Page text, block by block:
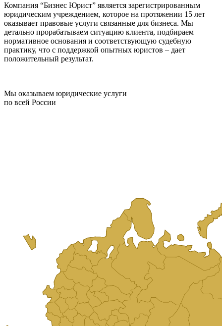
Компания “Бизнес Юрист” является зарегистрированным
юридическим учреждением, которое на протяжении 15 лет
оказывает правовые услуги связанные для бизнеса. Мы
детально прорабатываем ситуацию клиента, подбираем
нормативное основания и соответствующую судебную
практику, что с поддержкой опытных юристов – дает
положительный результат.
Мы оказываем юридические услуги
по всей России